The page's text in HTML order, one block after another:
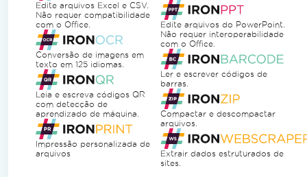
Edite arquivos Excel e CSV.
Não requer compatibilidade
com o Office.
Conversão de imagens em
texto em 125 idiomas.
Leia e escreva códigos QR
com detecção de
aprendizado de máquina.
Impressão personalizada de
arquivos
Edite arquivos do PowerPoint.
Não requer interoperabilidade
com o Office.
Ler e escrever códigos de
barras.
Compactar e descompactar
arquivos.
Extrair dados estruturados de
sites.